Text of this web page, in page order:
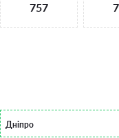
757
Дніпро